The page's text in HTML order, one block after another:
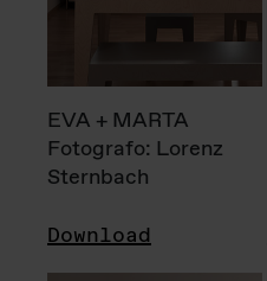
EVA + MARTA
Fotografo: Lorenz
Sternbach
Download